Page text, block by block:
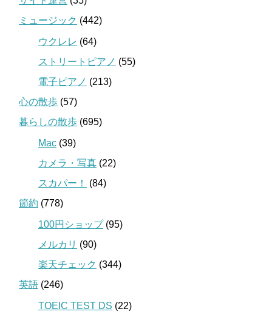
ミュージック (442)
ウクレレ (64)
ストリートピアノ (55)
電子ピアノ (213)
心の散歩 (57)
暮らしの散歩 (695)
Mac (39)
カメラ・写真 (22)
スカパー！
(84)
節約 (778)
100円ショップ(95)
メルカリ (90)
楽天チェック (344)
英語 (246)
TOEIC TEST DS (22)